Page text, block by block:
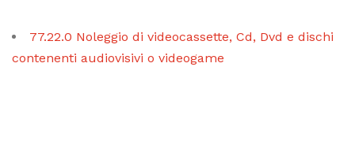
77.22.0 Noleggio di videocassette, Cd, Dvd e dischi
contenenti audiovisivi o videogame